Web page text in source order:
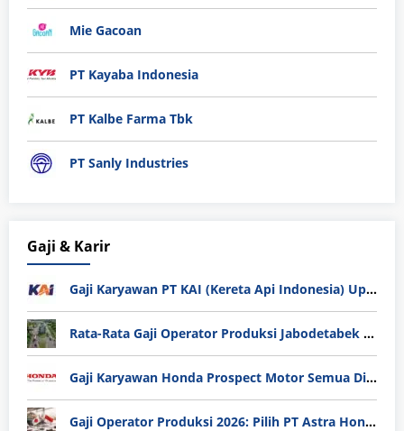
Mie Gacoan
PT Kayaba Indonesia
PT Kalbe Farma Tbk
PT Sanly Industries
Gaji & Karir
Gaji Karyawan PT KAI (Kereta Api Indonesia) Update 2025
Rata-Rata Gaji Operator Produksi Jabodetabek 2025: Bedah Tuntas UMK, Lemburan, dan Realita Hidup Buruh
Gaji Karyawan Honda Prospect Motor Semua Divisi
Gaji Operator Produksi 2026: Pilih PT Astra Honda Motor (AHM) atau Manufaktur di Jepang?